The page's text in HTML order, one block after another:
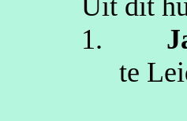
1.
te